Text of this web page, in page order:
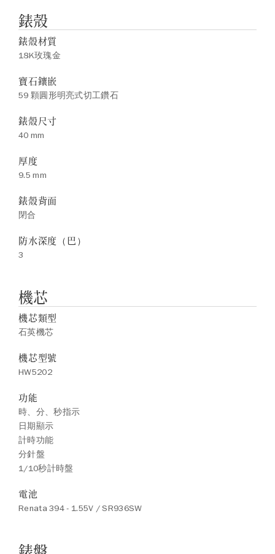
錶殼
錶殼材質
18K玫瑰金
寶石鑲嵌
59 顆圓形明亮式切工鑽石
錶殼尺寸
40 mm
厚度
9.5 mm
錶殼背面
閉合
防水深度（巴）
3
機芯
機芯類型
石英機芯
機芯型號
HW5202
功能
時、分、秒指示
日期顯示
計時功能
分針盤
1/10秒計時盤
電池
Renata 394 - 1.55V / SR936SW